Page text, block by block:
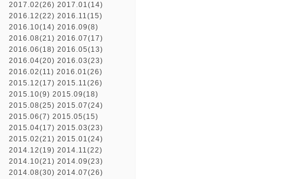
2017.02(26) 2017.01(14)
2016.12(22) 2016.11(15)
2016.10(14) 2016.09(8)
2016.08(21) 2016.07(17)
2016.06(18) 2016.05(13)
2016.04(20) 2016.03(23)
2016.02(11) 2016.01(26)
2015.12(17) 2015.11(26)
2015.10(9) 2015.09(18)
2015.08(25) 2015.07(24)
2015.06(7) 2015.05(15)
2015.04(17) 2015.03(23)
2015.02(21) 2015.01(24)
2014.12(19) 2014.11(22)
2014.10(21) 2014.09(23)
2014.08(30) 2014.07(26)